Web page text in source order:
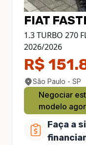
FIAT
1.3 TURBO 270
2026/2026
R$
São Paulo - SP
Negociar
modelo
Faça a